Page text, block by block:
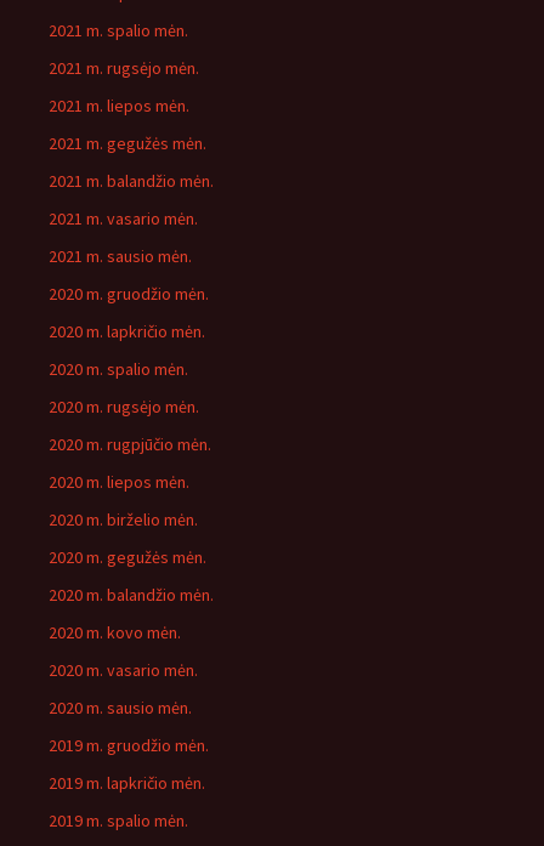
2021 m. spalio mėn.
2021 m. rugsėjo mėn.
2021 m. liepos mėn.
2021 m. gegužės mėn.
2021 m. balandžio mėn.
2021 m. vasario mėn.
2021 m. sausio mėn.
2020 m. gruodžio mėn.
2020 m. lapkričio mėn.
2020 m. spalio mėn.
2020 m. rugsėjo mėn.
2020 m. rugpjūčio mėn.
2020 m. liepos mėn.
2020 m. birželio mėn.
2020 m. gegužės mėn.
2020 m. balandžio mėn.
2020 m. kovo mėn.
2020 m. vasario mėn.
2020 m. sausio mėn.
2019 m. gruodžio mėn.
2019 m. lapkričio mėn.
2019 m. spalio mėn.